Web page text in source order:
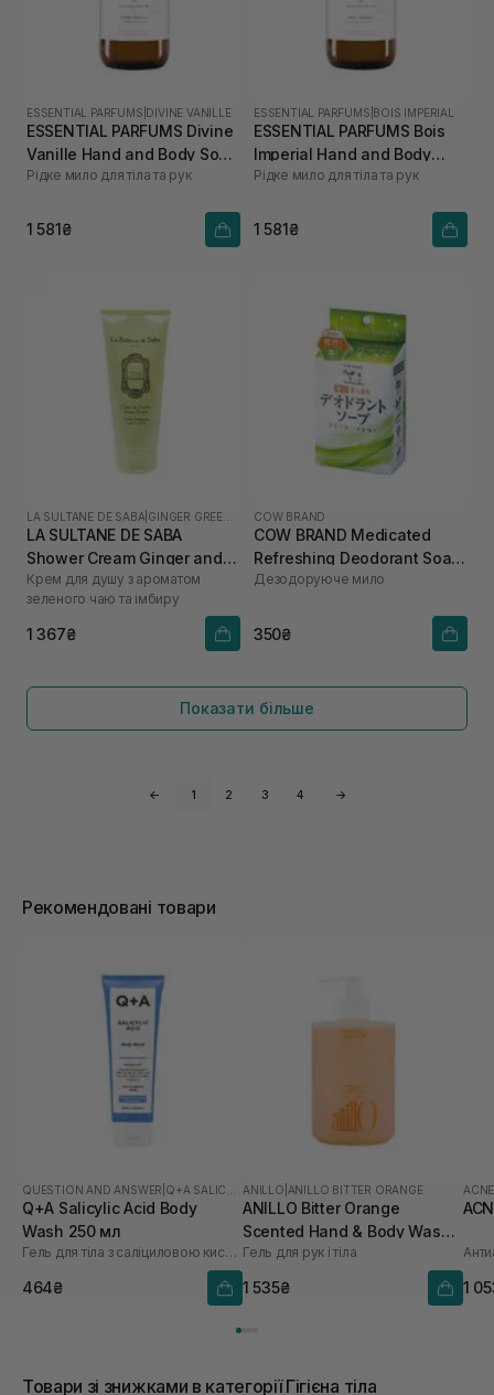
ESSENTIAL PARFUMS DIVINE VANILLE
ESSENTIAL PARFUMS Divine
Vanille Hand and Body Soap
500 мл
Рідке мило для тіла та рук
1 581₴
ESSENTIAL PARFUMS BOIS IMPERIAL
ESSENTIAL PARFUMS Bois
Imperial Hand and Body
Soap 500 мл
Рідке мило для тіла та рук
1 581₴
LA SULTANE DE SABA GINGER GREEN TEA
LA SULTANE DE SABA
Shower Cream Ginger and
Green Tea 200 мл
Крем для душу з ароматом
зеленого чаю та імбиру
1 367₴
COW BRAND
COW BRAND Medicated
Refreshing Deodorant Soap
125 г
Дезодоруюче мило
350₴
Показати більше
← 1 2 3 4 →
Рекомендовані товари
QUESTION AND ANSWER
Q+A Salicylic Acid Body
Wash 250 мл
Гель для тіла з саліциловою кислотою
464₴
ANILLO ANILLO BITTER ORANGE
ANILLO Bitter Orange
Scented Hand & Body Wash
450 мл
Гель для рук і тіла
1 535₴ 1
Товари зі знижками в категорії Гігієна тіла